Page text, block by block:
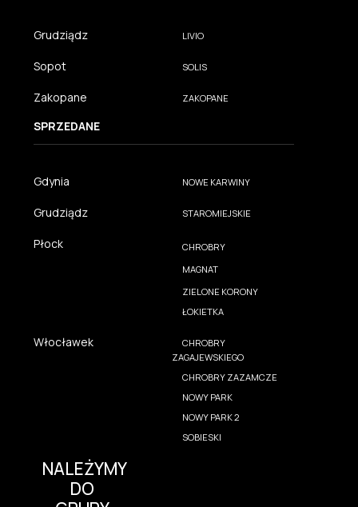
Grudziądz LIVIO
Sopot SOLIS
Zakopane ZAKOPANE
SPRZEDANE
Gdynia NOWE KARWINY
Grudziądz STAROMIEJSKIE
Płock
CHROBRY
MAGNAT
ZIELONE KORONY
ŁOKIETKA
Włocławek
CHROBRY
ZAGAJEWSKIEGO
CHROBRY ZAZAMCZE
NOWY PARK
NOWY PARK 2
SOBIESKI
NALEŻYMY
DO